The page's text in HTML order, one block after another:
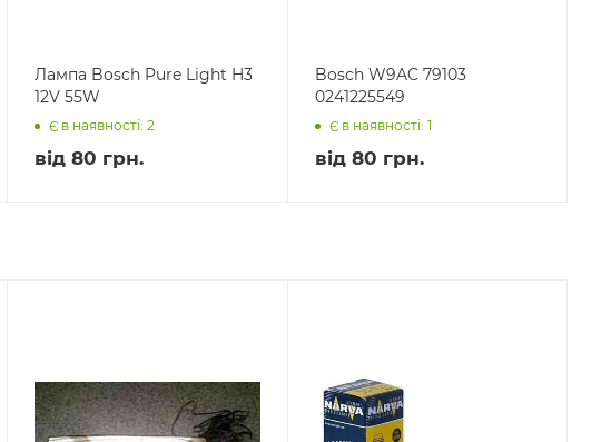
Лампа Bosch Pure Light H3
12V 55W
Є в наявності: 2
від 80 грн.
Bosch W9AC 79103
0241225549
Є в наявності: 1
від 80 грн.